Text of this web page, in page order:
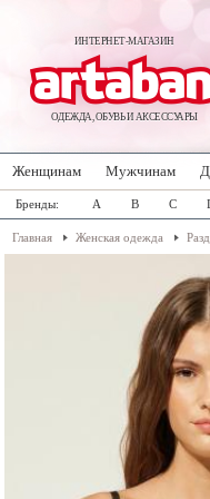
ИНТЕРНЕТ-МАГАЗИН
ОДЕЖДА, ОБУВЬ И АКСЕССУАРЫ
Женщинам Мужчинам
Бренды: A B C
Главная Женская одежда